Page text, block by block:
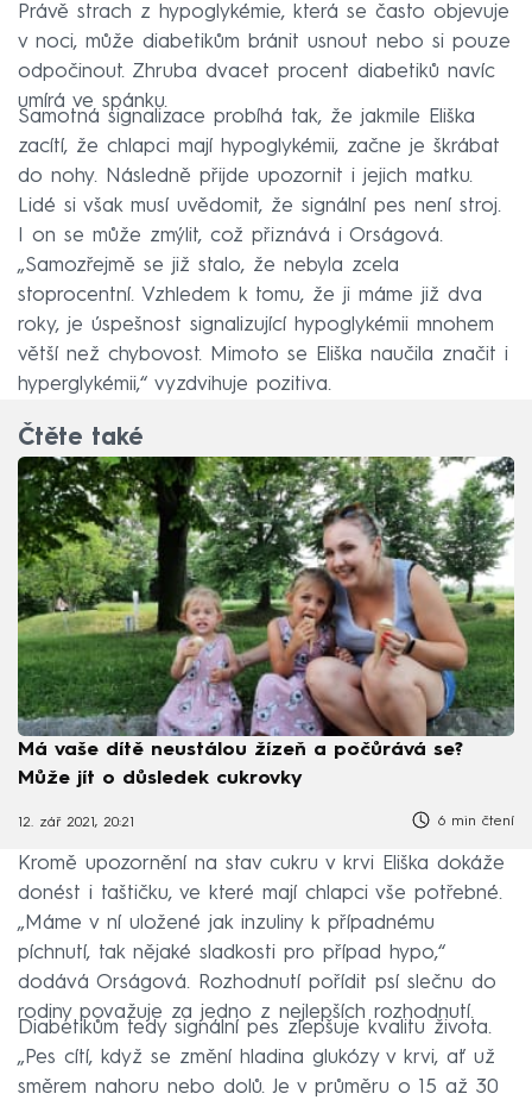
Právě strach z hypoglykémie, která se často objevuje
v noci, může diabetikům bránit usnout nebo si pouze
odpočinout. Zhruba dvacet procent diabetiků navíc
umírá ve spánku.
Samotná signalizace probíhá tak, že jakmile Eliška
zacítí, že chlapci mají hypoglykémii, začne je škrábat
do nohy. Následně přijde upozornit i jejich matku.
Lidé si však musí uvědomit, že signální pes není stroj.
I on se může zmýlit, což přiznává i Orságová.
„Samozřejmě se již stalo, že nebyla zcela
stoprocentní. Vzhledem k tomu, že ji máme již dva
roky, je úspešnost signalizující hypoglykémii mnohem
větší než chybovost. Mimoto se Eliška naučila značit i
hyperglykémii,“ vyzdvihuje pozitiva.
Čtěte také
Má vaše dítě neustálou žízeň a počůrává se?
Může jít o důsledek cukrovky
12. zář 2021, 20:21 6 min čtení
Kromě upozornění na stav cukru v krvi Eliška dokáže
donést i taštičku, ve které mají chlapci vše potřebné.
„Máme v ní uložené jak inzuliny k případnému
píchnutí, tak nějaké sladkosti pro případ hypo,“
dodává Orságová. Rozhodnutí pořídit psí slečnu do
rodiny považuje za jedno z nejlepších rozhodnutí.
Diabetikům tedy signální pes zlepšuje kvalitu života.
„Pes cítí, když se změní hladina glukózy v krvi, ať už
směrem nahoru nebo dolů. Je v průměru o 15 až 30